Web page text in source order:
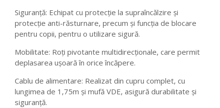
Siguranță: Echipat cu protecție la supraîncălzire și
protecție anti-răsturnare, precum și funcția de blocare
pentru copii, pentru o utilizare sigură.
Mobilitate: Roți pivotante multidirecționale, care permit
deplasarea ușoară în orice încăpere.
Cablu de alimentare: Realizat din cupru complet, cu
lungimea de 1,75m și mufă VDE, asigură durabilitate și
siguranță.